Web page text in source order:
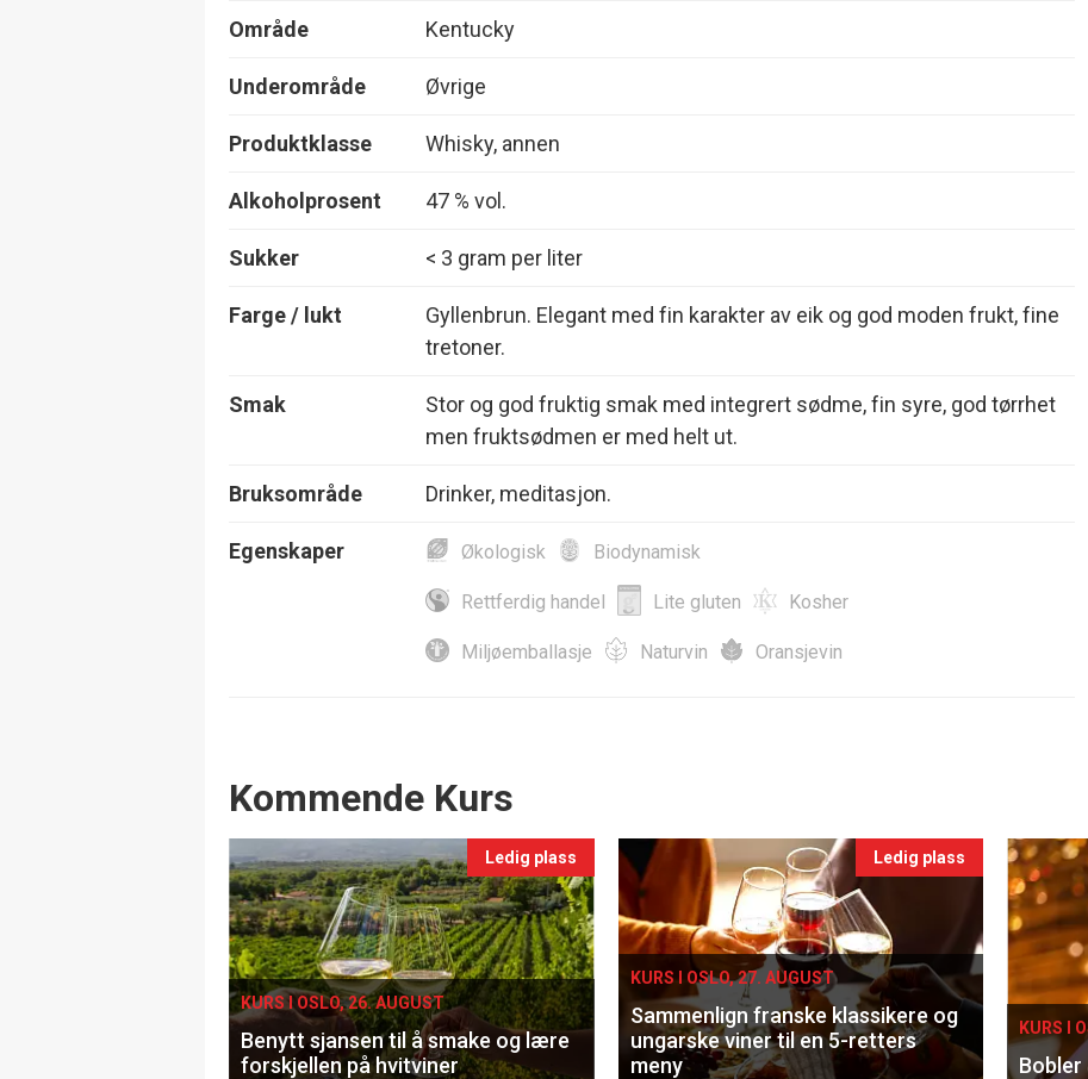
Område Kentucky
Underområde Øvrige
Produktklasse Whisky, annen
Alkoholprosent 47 % vol.
Sukker < 3 gram per liter
Farge / lukt
Gyllenbrun. Elegant med fin karakter av eik og god moden frukt, fine
tretoner.
Smak
Stor og god fruktig smak med integrert sødme, fin syre, god tørrhet
men fruktsødmen er med helt ut.
Bruksområde Drinker, meditasjon.
Egenskaper Økologisk Biodynamisk
Rettferdig handel Lite gluten Kosher
Miljøemballasje Naturvin Oransjevin
Events
Kommende Kurs
Ledig plass
KURS I OSLO, 26. AUGUST
Benytt sjansen til å smake og lære
forskjellen på hvitviner
Ledig plass
KURS I OSLO, 27. AUGUST
Sammenlign franske klassikere og
ungarske viner til en 5-retters
meny
KURS I
Bobler